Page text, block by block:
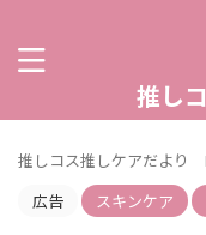
推し
推しコス推しケアだより
広告
スキンケア